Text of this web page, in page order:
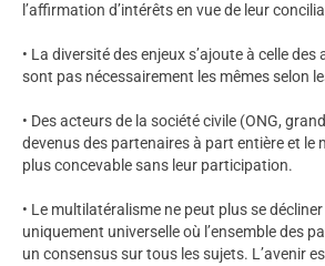
l’affirmation d’intérêts en vue de leur
• La diversité des enjeux s’ajoute à celle des
sont pas nécessairement les mêmes selon
• Des acteurs de la société civile (ONG,
devenus des partenaires à part entière et le
plus concevable sans leur participation.
• Le multilatéralisme ne peut plus se
uniquement universelle où l’ensemble des
un consensus sur tous les sujets. L’avenir